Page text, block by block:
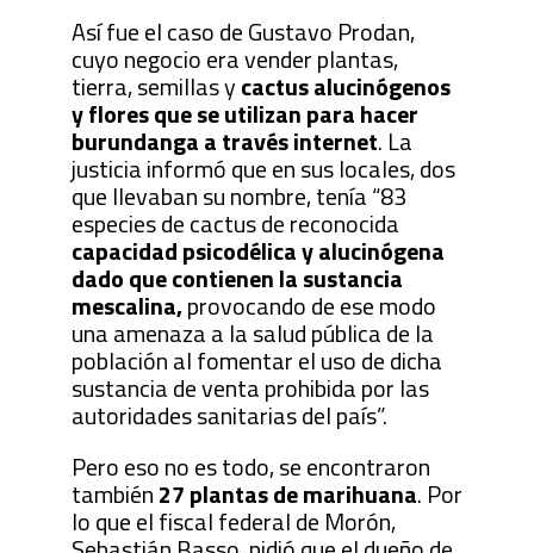
Así fue el caso de Gustavo Prodan,
cuyo negocio era vender plantas,
tierra, semillas ycactus alucinógenos
y flores que se utilizan para hacer
burundanga a través internet. La
justicia informó que en sus locales, dos
que llevaban su nombre, tenía “83
especies de cactus de reconocida
capacidad psicodélica y alucinógena
dado que contienen la sustancia
mescalina,provocando de ese modo
una amenaza a la salud pública de la
población al fomentar el uso de dicha
sustancia de venta prohibida por las
autoridades sanitarias del país”.
Pero eso no es todo, se encontraron
también27 plantas de marihuana. Por
lo que el fiscal federal de Morón,